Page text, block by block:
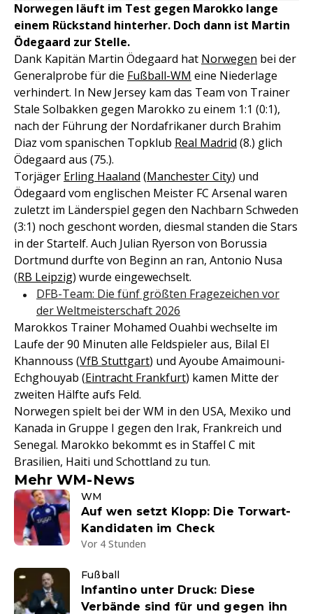
Norwegen läuft im Test gegen Marokko lange
einem Rückstand hinterher. Doch dann ist Martin
Ödegaard zur Stelle.
Dank Kapitän Martin Ödegaard hat Norwegen bei der
Generalprobe für die Fußball-WM eine Niederlage
verhindert. In New Jersey kam das Team von Trainer
Stale Solbakken gegen Marokko zu einem 1:1 (0:1),
nach der Führung der Nordafrikaner durch Brahim
Diaz vom spanischen Topklub Real Madrid (8.) glich
Ödegaard aus (75.).
Torjäger Erling Haaland (Manchester City) und
Ödegaard vom englischen Meister FC Arsenal waren
zuletzt im Länderspiel gegen den Nachbarn Schweden
(3:1) noch geschont worden, diesmal standen die Stars
in der Startelf. Auch Julian Ryerson von Borussia
Dortmund durfte von Beginn an ran, Antonio Nusa
(RB Leipzig) wurde eingewechselt.
DFB-Team: Die fünf größten Fragezeichen vor
der Weltmeisterschaft 2026
Marokkos Trainer Mohamed Ouahbi wechselte im
Laufe der 90 Minuten alle Feldspieler aus, Bilal El
Khannouss (VfB Stuttgart) und Ayoube Amaimouni-
Echghouyab (Eintracht Frankfurt) kamen Mitte der
zweiten Hälfte aufs Feld.
Norwegen spielt bei der WM in den USA, Mexiko und
Kanada in Gruppe I gegen den Irak, Frankreich und
Senegal. Marokko bekommt es in Staffel C mit
Brasilien, Haiti und Schottland zu tun.
Mehr WM-News
WM
Auf wen setzt Klopp: Die Torwart-
Kandidaten im Check
Vor 4 Stunden
Fußball
Infantino unter Druck: Diese
Verbände sind für und gegen ihn